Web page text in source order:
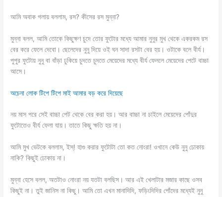
আমি অবাক গলায় বললাম, রস? কীসের রস মুন্না?
মুন্না বলল, আমি তোকে কিছুক্ষণ চুদে তোর ফুটোর মধ্যে আমার নুনুর মুখ থেকে একরকম রস
বের করে ফেলে দেবো। ছেলেদের নুনু দিয়ে ওই ঘন সাদা রসটা বের হয়। ওটাকে বলে বীর্য।
পুপুর ফুটোয় নুনু বা বাঁড়া ঢুকিয়ে চুদতে চুদতে মেয়েদের মধ্যে বীর্য ফেললে মেয়েদের পেটে বাচ্চা
আসে।
অচেনা লোক টিপে টিপে মাই আমার বড় করে দিয়েছে
নয় মাস পরে সেই বাচ্চা পেট থেকে বের করা হয়। আর বাচ্চা না চাইলে মেয়েদের পোঁদুর
ফুটোতেও বীর্য ফেলা যায়। তাতে কিছু ক্ষতি হয় না।
আমি মুখ ভেটকে বললাম, ইস্! হাগু করার ফুটোটা তো কত নোংরা! ওখানে কেউ নুনু ঢোকায়
নাকি? কিছুই ঢোকায় না।
মুন্না হেসে বলল, অতটাও নোংরা নয় যতটা বলছিস। আর এই খেলাটার মজার কাছে ওসব
কিছুই না। তুই জানিস না কিছু। আমি তো এখন মানাদিদি, ফড়িংদিদির পোঁদের মধ্যেই নুনু